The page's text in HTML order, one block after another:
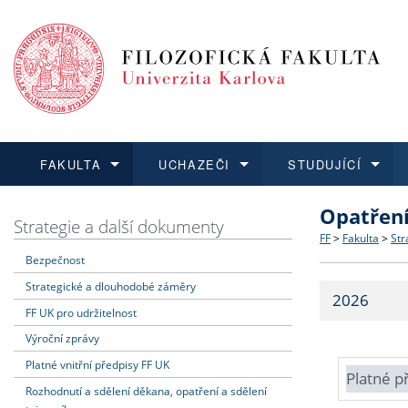
FAKULTA
Dozvědět se více
Struktura
Strategie
Fakultní
UCHAZEČI
Podat přihlášku
Co
Učitelské
STUDUJÍCÍ
Dozvědět se více
Dozvědět se více
O vědě a
Dozvědět se více
Aktuální
Strategie a další dokumenty
Bezpečnost
Strategické a dlouhodobé záměry
FF UK pro udržitelnost
Výroční zprávy
Platné vnitřní předpisy FF UK
Rozhodnutí a sdělení děkana, opatření a sdělení
FF > Fakulta >
2026
Platné